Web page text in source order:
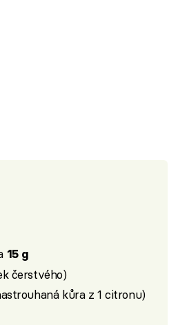
15 g
čerstvého)
kůra z 1 citronu)